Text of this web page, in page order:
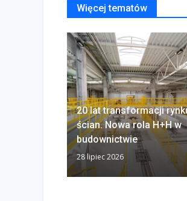
Więcej tematów
20 lat transformacji
ścian. Nowa rola H+H w
budownictwie
28 lipiec 2026